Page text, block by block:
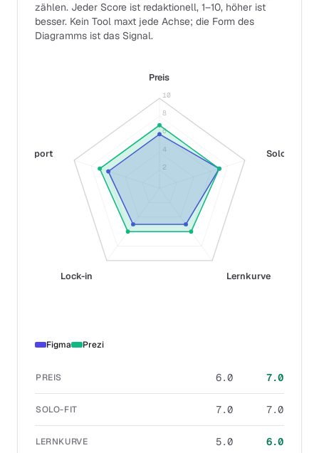
zählen. Jeder Score ist redaktionell, 1–10, höher ist
besser. Kein Tool maxt jede Achse; die Form des
Diagramms ist das Signal.
2
4
6
8
10
Preis
Solo-Fit
Lernkurve
Lock-in
Support
Figma Prezi
PREIS 6.0 7.0
SOLO-FIT 7.0 7.0
LERNKURVE 5.0 6.0